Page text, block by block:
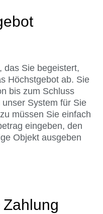
das Sie begeistert,
Höchstgebot ab. Sie
bis zum Schluss
System für Sie
müssen Sie einfach
eingeben, den
Objekt ausgeben